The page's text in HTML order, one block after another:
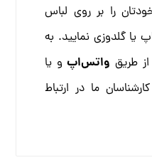
را بر روی لباس
یا گلدوزی نمایید. به
طریق واتس‌اپو یا
کارشناسان ما در ارتباط